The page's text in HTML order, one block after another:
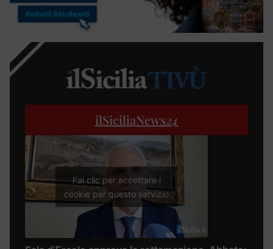
ilSiciliaNews24
Fai clic per accettare i
cookie per questo servizio